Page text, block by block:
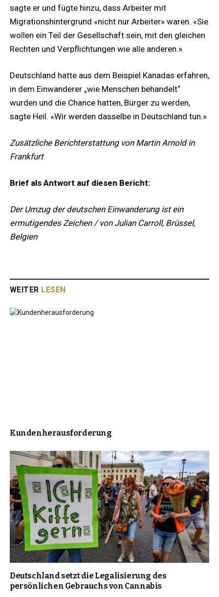
sagte er und fügte hinzu, dass Arbeiter mit
Migrationshintergrund «nicht nur Arbeiter» waren. «Sie
wollen ein Teil der Gesellschaft sein, mit den gleichen
Rechten und Verpflichtungen wie alle anderen.»
Deutschland hatte aus dem Beispiel Kanadas erfahren,
in dem Einwanderer „wie Menschen behandelt“
wurden und die Chance hatten, Bürger zu werden,
sagte Heil. «Wir werden dasselbe in Deutschland tun.»
Zusätzliche Berichterstattung von Martin Arnold in
Frankfurt
Brief als Antwort auf diesen Bericht:
Der Umzug der deutschen Einwanderung ist ein
ermutigendes Zeichen / von Julian Carroll, Brüssel,
Belgien
WEITER LESEN
Kundenherausforderung
Deutschland setzt die Legalisierung des
persönlichen Gebrauchs von Cannabis